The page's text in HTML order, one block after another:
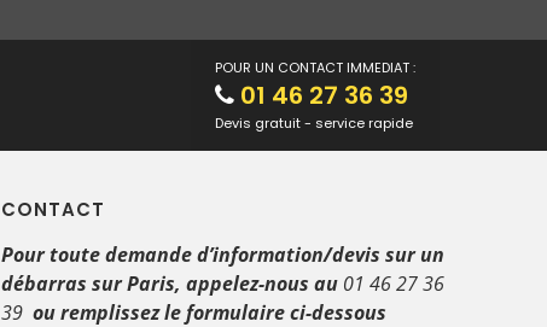
POUR UN CONTACT IMMEDIAT :
01 46 27 36 39
Devis gratuit - service rapide
CONTACT
Pour toute demande d’information/devis sur un
débarras sur Paris, appelez-nous au 01 46 27 36
39ou remplissez le formulaire ci-dessous